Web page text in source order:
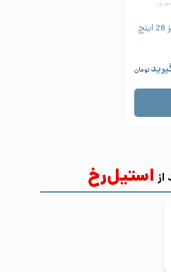
سه راهی جوشی استیل 316 سایز 28 اینچ
تومان
از استیل‌رخ